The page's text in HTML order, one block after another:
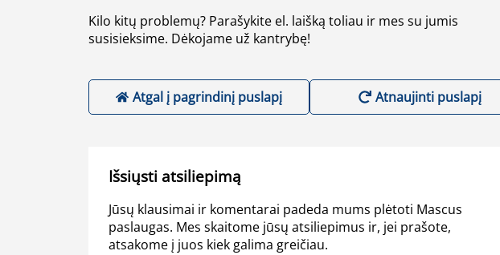
Kilo kitų problemų? Parašykite el. laišką toliau ir mes su jumis
susisieksime. Dėkojame už kantrybę!
Atgal į pagrindinį puslapį Atnaujinti puslapį
Išsiųsti atsiliepimą
Jūsų klausimai ir komentarai padeda mums plėtoti Mascus
paslaugas. Mes skaitome jūsų atsiliepimus ir, jei prašote,
atsakome į juos kiek galima greičiau.